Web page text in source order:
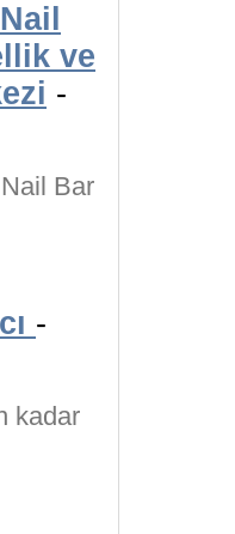
ve
-
Bar
-
kadar